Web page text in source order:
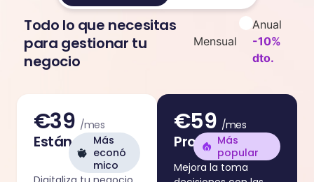
Todo lo que necesitas
para gestionar tu
negocio
Mensual
Anual
-10%
dto.
EstándarMás
econó
mico
€39 /mes
Pro
Más
popular
Mejora la toma
€59 /mes